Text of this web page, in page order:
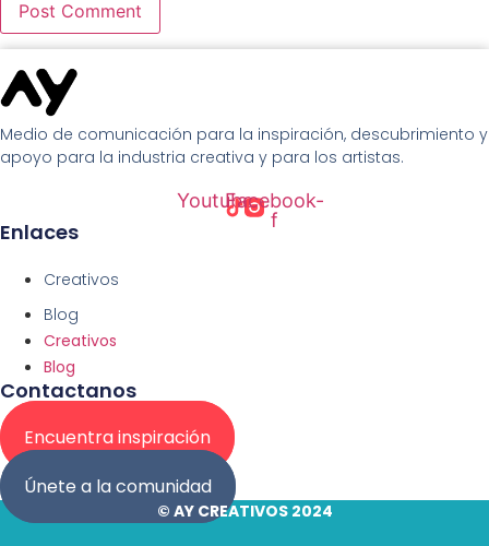
Medio de comunicación para la inspiración, descubrimiento y
apoyo para la industria creativa y para los artistas.
YoutubeFacebook-
f
Enlaces
Creativos
Blog
Creativos
Blog
Contactanos
Encuentra inspiración
Únete a la comunidad
© AY CREATIVOS 2024